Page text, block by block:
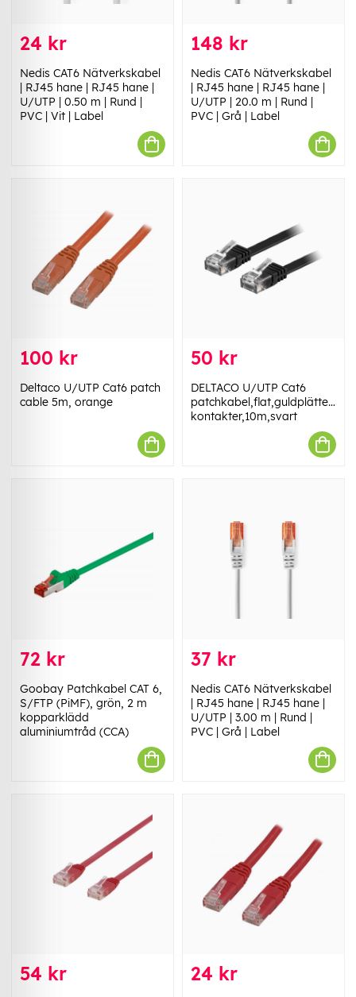
24 kr
Nedis CAT6 Nätverkskabel
| RJ45 hane | RJ45 hane |
U/UTP | 0.50 m | Rund |
PVC | Vit | Label
148 kr
Nedis CAT6 Nätverkskabel
| RJ45 hane | RJ45 hane |
U/UTP | 20.0 m | Rund |
PVC | Grå | Label
100 kr
Deltaco U/UTP Cat6 patch
cable 5m, orange
50 kr
DELTACO U/UTP Cat6
patchkabel,flat,guldplätterade
kontakter,10m,svart
72 kr
Goobay Patchkabel CAT 6,
S/FTP (PiMF), grön, 2 m
kopparklädd
aluminiumtråd (CCA)
37 kr
Nedis CAT6 Nätverkskabel
| RJ45 hane | RJ45 hane |
U/UTP | 3.00 m | Rund |
PVC | Grå | Label
54 kr 24 kr